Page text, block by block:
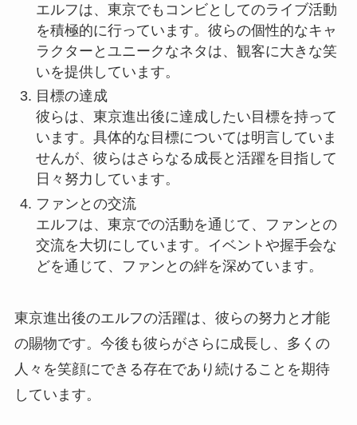
エルフは、東京でもコンビとしてのライブ活動
を積極的に行っています。彼らの個性的なキャ
ラクターとユニークなネタは、観客に大きな笑
いを提供しています。
目標の達成
彼らは、東京進出後に達成したい目標を持って
います。具体的な目標については明言していま
せんが、彼らはさらなる成長と活躍を目指して
日々努力しています。
ファンとの交流
エルフは、東京での活動を通じて、ファンとの
交流を大切にしています。イベントや握手会な
どを通じて、ファンとの絆を深めています。
東京進出後のエルフの活躍は、彼らの努力と才能
の賜物です。今後も彼らがさらに成長し、多くの
人々を笑顔にできる存在であり続けることを期待
しています。